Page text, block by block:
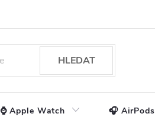
HLEDAT
⌚ Apple Watch 🎧 AirPods